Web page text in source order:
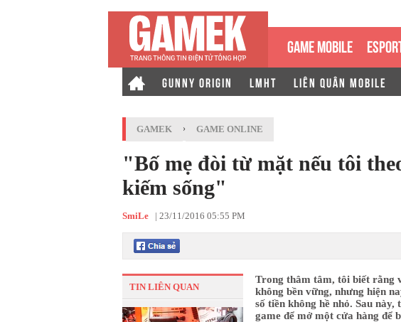
GAME MOBILE
GUNNY ORIGIN LMHT LIÊN QUÂN MOBILE
GAMEK › GAME ONLINE
"Bố mẹ đòi từ mặt nếu tôi
kiếm sống"
SmiLe | 23/11/2016 05:55 PM
TIN LIÊN QUAN
Trong thâm tâm, tôi biết rằng
không bền vững, nhưng hiện
số tiền không hề nhỏ. Sau
game để mở một cửa hàng để